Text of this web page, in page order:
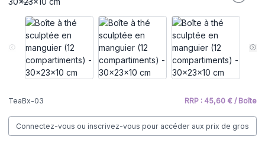
TeaBx-03 RRP : 45,60 € / Boîte
Connectez-vous ou inscrivez-vous pour accéder aux prix de gros